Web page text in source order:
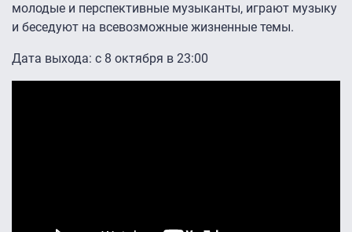
молодые и перспективные музыканты, играют музыку
и беседуют на всевозможные жизненные темы.
Дата выхода: с 8 октября в 23:00